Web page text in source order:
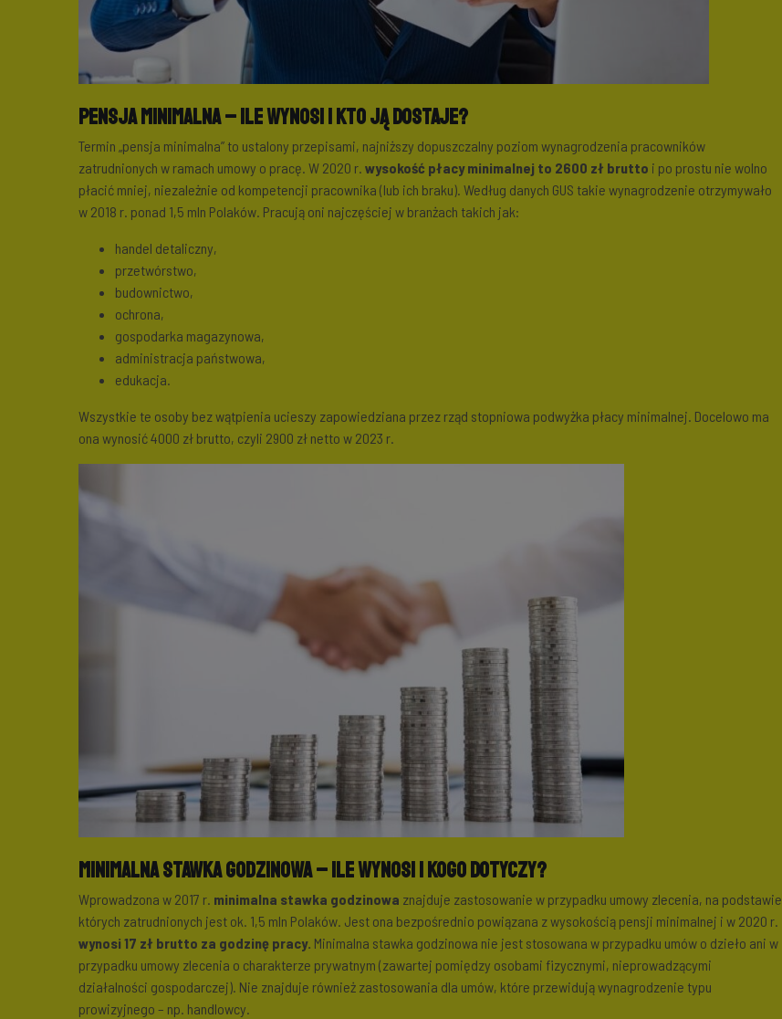
Pensja minimalna – ile wynosi i kto ją dostaje?
Termin „pensja minimalna” to ustalony przepisami, najniższy dopuszczalny poziom wynagrodzenia pracowników
zatrudnionych w ramach umowy o pracę. W 2020 r. wysokość płacy minimalnej to 2600 zł brutto i po prostu nie wolno
płacić mniej, niezależnie od kompetencji pracownika (lub ich braku). Według danych GUS takie wynagrodzenie otrzymywało
w 2018 r. ponad 1,5 mln Polaków. Pracują oni najczęściej w branżach takich jak:
handel detaliczny,
przetwórstwo,
budownictwo,
ochrona,
gospodarka magazynowa,
administracja państwowa,
edukacja.
Wszystkie te osoby bez wątpienia ucieszy zapowiedziana przez rząd stopniowa podwyżka płacy minimalnej. Docelowo ma
ona wynosić 4000 zł brutto, czyli 2900 zł netto w 2023 r.
Minimalna stawka godzinowa – ile wynosi i kogo dotyczy?
Wprowadzona w 2017 r. minimalna stawka godzinowa znajduje zastosowanie w przypadku umowy zlecenia, na podstawie
których zatrudnionych jest ok. 1,5 mln Polaków. Jest ona bezpośrednio powiązana z wysokością pensji minimalnej i w 2020 r.
wynosi 17 zł brutto za godzinę pracy. Minimalna stawka godzinowa nie jest stosowana w przypadku umów o dzieło ani w
przypadku umowy zlecenia o charakterze prywatnym (zawartej pomiędzy osobami fizycznymi, nieprowadzącymi
działalności gospodarczej). Nie znajduje również zastosowania dla umów, które przewidują wynagrodzenie typu
prowizyjnego – np. handlowcy.